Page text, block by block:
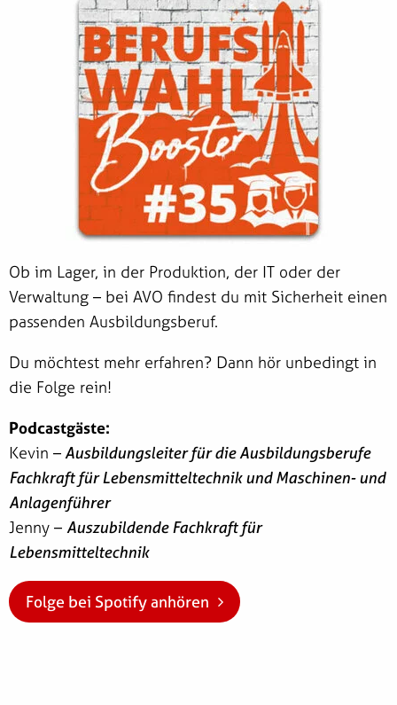
Ob im Lager, in der Produktion, der IT oder der
Verwaltung – bei AVO findest du mit Sicherheit einen
passenden Ausbildungsberuf.
Du möchtest mehr erfahren? Dann hör unbedingt in
die Folge rein!
Podcastgäste:
Kevin –Ausbildungsleiter für die Ausbildungsberufe
Fachkraft für Lebensmitteltechnik und Maschinen- und
Anlagenführer
Jenny – Auszubildende Fachkraft für
Lebensmitteltechnik
Folge bei Spotify anhören